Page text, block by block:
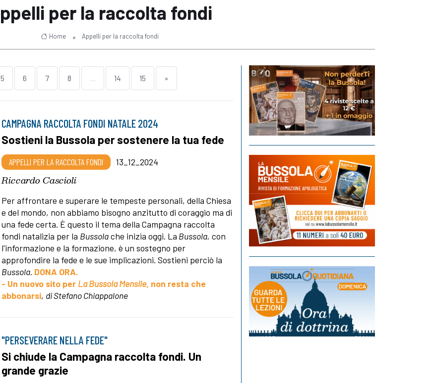
per la raccolta fondi
Home Appelli per la raccolta fondi
5 6 7 8 ... 14 15 »
CAMPAGNA RACCOLTA FONDI NATALE 2024
Sostieni la Bussola per sostenere la tua fede
APPELLI PER LA RACCOLTA FONDI 13_12_2024
Riccardo Cascioli
Per affrontare e superare le tempeste personali, della Chiesa
e del mondo, non abbiamo bisogno anzitutto di coraggio ma di
una fede certa. È questo il tema della Campagna raccolta
fondi natalizia per la Bussolache inizia oggi. La Bussola, con
l'informazione e la formazione, è un sostegno per
approfondire la fede e le sue implicazioni. Sostieni perciò la
Bussola. DONA ORA.
- Un nuovo sito per La Bussola Mensile, non resta che
abbonarsi, di Stefano Chiappalone
"PERSEVERARE NELLA FEDE"
Si chiude la Campagna raccolta fondi. Un
grande grazie